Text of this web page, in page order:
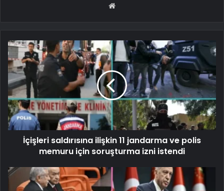
Web
İçişleri saldırısına ilişkin 11 jandarma ve polis
memuru için soruşturma izni istendi